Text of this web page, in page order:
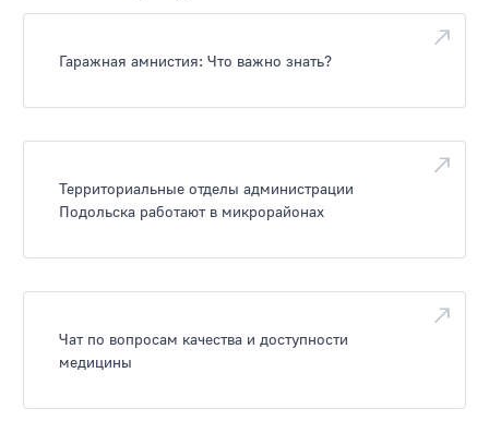
Гаражная амнистия: Что важно знать?
Территориальные отделы администрации
Подольска работают в микрорайонах
Чат по вопросам качества и доступности
медицины